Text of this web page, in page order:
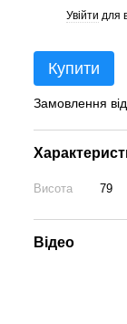
Увійти для
Купити
Замовлення
Висота 79
Відео